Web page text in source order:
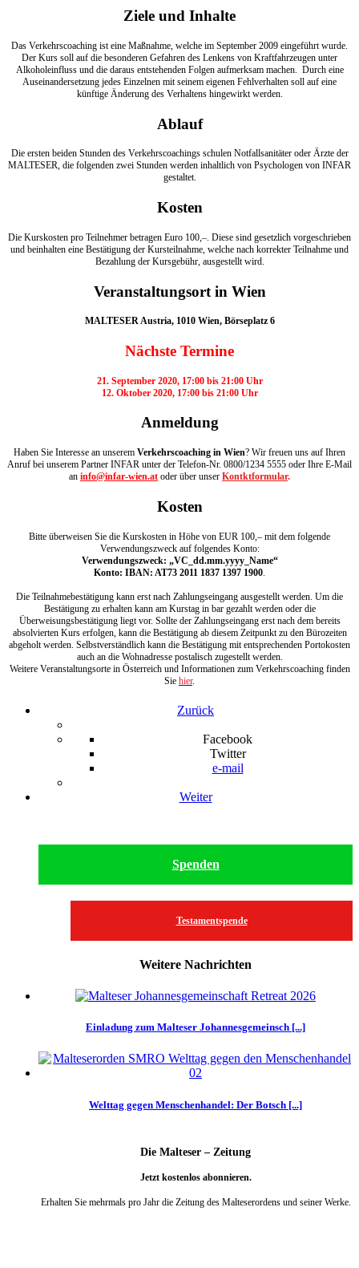
Ziele und Inhalte
Das Verkehrscoaching ist eine Maßnahme, welche im September 2009 eingeführt wurde.
Der Kurs soll auf die besonderen Gefahren des Lenkens von Kraftfahrzeugen unter
Alkoholeinfluss und die daraus entstehenden Folgen aufmerksam machen. Durch eine
Auseinandersetzung jedes Einzelnen mit seinem eigenen Fehlverhalten soll auf eine
künftige Änderung des Verhaltens hingewirkt werden.
Ablauf
Die ersten beiden Stunden des Verkehrscoachings schulen Notfallsanitäter oder Ärzte der
MALTESER, die folgenden zwei Stunden werden inhaltlich von Psychologen von INFAR
gestaltet.
Kosten
Die Kurskosten pro Teilnehmer betragen Euro 100,–. Diese sind gesetzlich vorgeschrieben
und beinhalten eine Bestätigung der Kursteilnahme, welche nach korrekter Teilnahme und
Bezahlung der Kursgebühr, ausgestellt wird.
Veranstaltungsort in Wien
MALTESER Austria, 1010 Wien, Börseplatz 6
Nächste Termine
21. September 2020, 17:00 bis 21:00 Uhr
12. Oktober 2020, 17:00 bis 21:00 Uhr
Anmeldung
Haben Sie Interesse an unserem Verkehrscoaching in Wien? Wir freuen uns auf Ihren
Anruf bei unserem Partner INFAR unter der Telefon-Nr. 0800/1234 5555 oder Ihre E-Mail
an info@infar-wien.at oder über unser Kontktformular.
Kosten
Bitte überweisen Sie die Kurskosten in Höhe von EUR 100,– mit dem folgende
Verwendungszweck auf folgendes Konto:
Verwendungszweck: „VC_dd.mm.yyyy_Name“
Konto: IBAN: AT73 2011 1837 1397 1900
Die Teilnahmebestätigung kann erst nach Zahlungseingang ausgestellt werden. Um die
Bestätigung zu erhalten kann am Kurstag in bar gezahlt werden oder die
Überweisungsbestätigung liegt vor. Sollte der Zahlungseingang erst nach dem bereits
absolvierten Kurs erfolgen, kann die Bestätigung ab diesem Zeitpunkt zu den Bürozeiten
abgeholt werden. Selbstverständlich kann die Bestätigung mit entsprechenden Portokosten
auch an die Wohnadresse postalisch zugestellt werden.
Weitere Veranstaltungsorte in Österreich und Informationen zum Verkehrscoaching finden
Sie hier.
Zurück
Facebook
Twitter
e-mail
Weiter
Spenden
Testamentspende
Weitere Nachrichten
Einladung zum Malteser Johannesgemeinsch [...]
Welttag gegen Menschenhandel: Der Botsch [...]
Die Malteser – Zeitung
Jetzt kostenlos abonnieren.
Erhalten Sie mehrmals pro Jahr die Zeitung des Malteserordens und seiner Werke.